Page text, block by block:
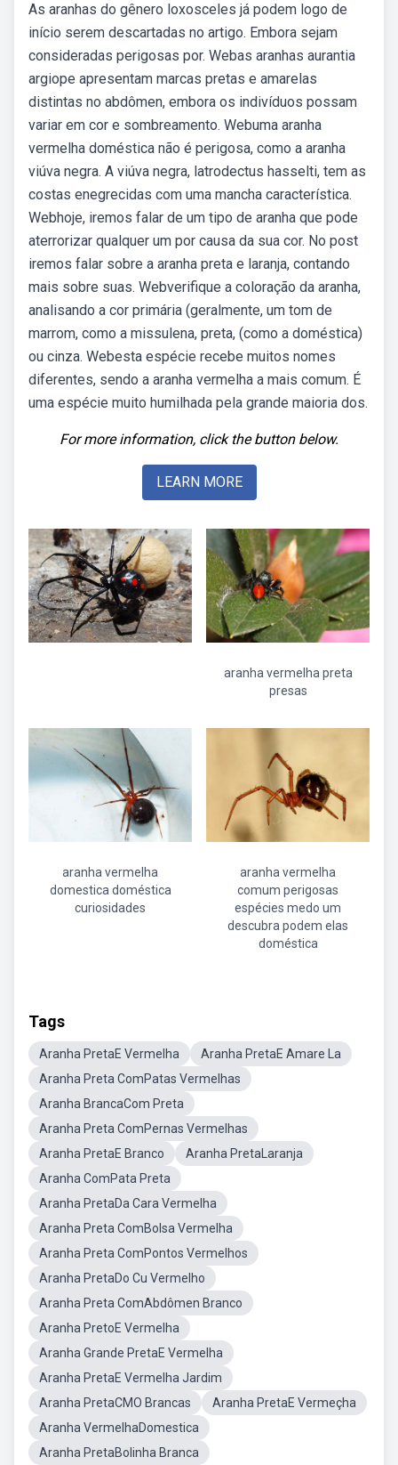
As aranhas do gênero loxosceles já podem logo de
início serem descartadas no artigo. Embora sejam
consideradas perigosas por. Webas aranhas aurantia
argiope apresentam marcas pretas e amarelas
distintas no abdômen, embora os indivíduos possam
variar em cor e sombreamento. Webuma aranha
vermelha doméstica não é perigosa, como a aranha
viúva negra. A viúva negra, latrodectus hasselti, tem as
costas enegrecidas com uma mancha característica.
Webhoje, iremos falar de um tipo de aranha que pode
aterrorizar qualquer um por causa da sua cor. No post
iremos falar sobre a aranha preta e laranja, contando
mais sobre suas. Webverifique a coloração da aranha,
analisando a cor primária (geralmente, um tom de
marrom, como a missulena, preta, (como a doméstica)
ou cinza. Webesta espécie recebe muitos nomes
diferentes, sendo a aranha vermelha a mais comum. É
uma espécie muito humilhada pela grande maioria dos.
For more information, click the button below.
LEARN MORE
aranha vermelha preta
presas
aranha vermelha
domestica doméstica
curiosidades
aranha vermelha
comum perigosas
espécies medo um
descubra podem elas
doméstica
Tags
Aranha PretaE Vermelha
Aranha PretaE Amare La
Aranha Preta ComPatas Vermelhas
Aranha BrancaCom Preta
Aranha Preta ComPernas Vermelhas
Aranha PretaE Branco
Aranha PretaLaranja
Aranha ComPata Preta
Aranha PretaDa Cara Vermelha
Aranha Preta ComBolsa Vermelha
Aranha Preta ComPontos Vermelhos
Aranha PretaDo Cu Vermelho
Aranha Preta ComAbdômen Branco
Aranha PretoE Vermelha
Aranha Grande PretaE Vermelha
Aranha PretaE Vermelha Jardim
Aranha PretaCMO Brancas
Aranha PretaE Vermeçha
Aranha VermelhaDomestica
Aranha PretaBolinha Branca